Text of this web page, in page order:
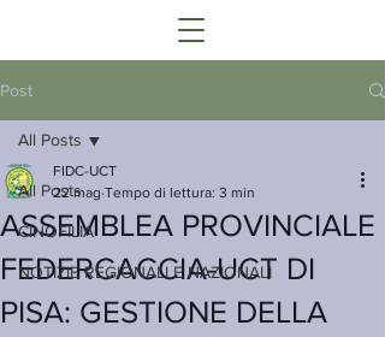
Post
All Posts
CINOFILIA
NOTIZIE REGIONALI E NAZIONALI
All Posts
ASSEMBLEA PROVINCIALE
FEDERCACCIA-UCT DI
PISA: GESTIONE DELLA
FIDC-UCT
22 mag Tempo di lettura: 3 min